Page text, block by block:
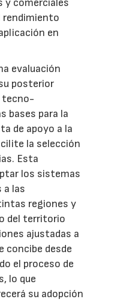
y comerciales
rendimiento
en
evaluación
posterior
tecno-
bases para la
de apoyo a la
la selección
Esta
los sistemas
a las
regiones y
del territorio
ajustadas a
concibe desde
el proceso de
lo que
su adopción